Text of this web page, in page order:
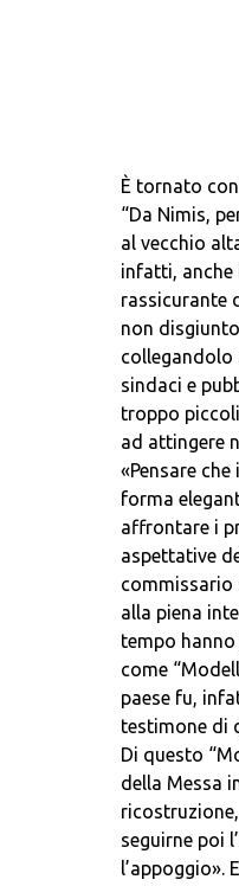
È tornato
“Da Nimis,
al vecchio
infatti, anche
rassicurante
non
collegandolo
sindaci e
troppo
ad attingere
«Pensare
forma
affrontare i
aspettative
commissario
alla piena
tempo
come
paese fu,
testimone di
Di questo
della Messa
seguirne poi
l’appoggio».